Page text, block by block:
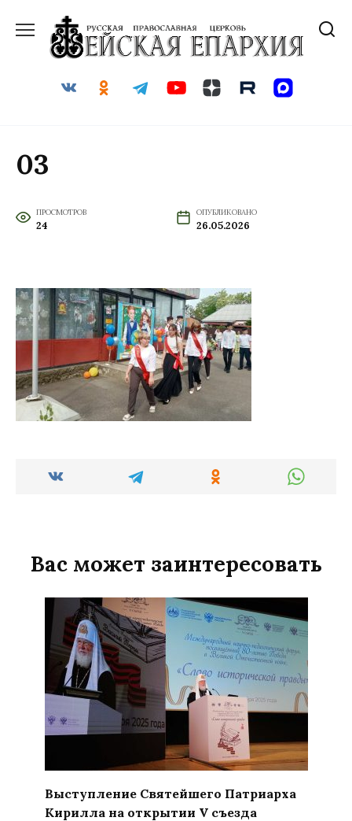
содержанию
03
ПРОСМОТРОВ
24
ОПУБЛИКОВАНО
26.05.2026
Вас может заинтересовать
Выступление Святейшего Патриарха
Кирилла на открытии V съезда